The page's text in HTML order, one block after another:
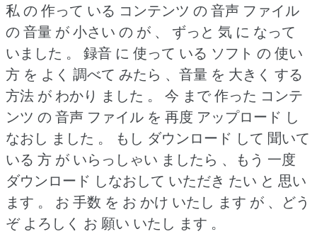
私 の 作って いる コンテンツ の 音声 ファイル
の 音量 が 小さい の が 、 ずっと 気 に なって
いました 。
録音 に 使って いる ソフト の 使い
方 を よく 調べて みたら 、音量 を 大きく する
方法 が わかり ました 。
今 まで 作った コンテ
ンツ の 音声 ファイル を 再度 アップロード し
なおし ました 。
もし ダウンロード して 聞いて
いる 方 が いらっしゃい ましたら 、もう 一度
ダウンロード しなおして いただき たい と 思い
ます 。
お 手数 を お かけ いたし ます が 、どう
ぞ よろしく お 願い いたし ます 。